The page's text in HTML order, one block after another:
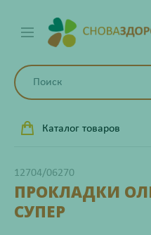
Каталог товаров
12704/06270
ПРОКЛАДКИ
СУПЕР